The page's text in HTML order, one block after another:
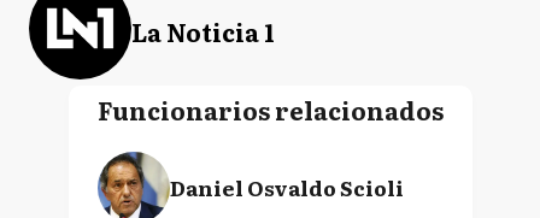
La Noticia 1
Funcionarios relacionados
Daniel Osvaldo Scioli